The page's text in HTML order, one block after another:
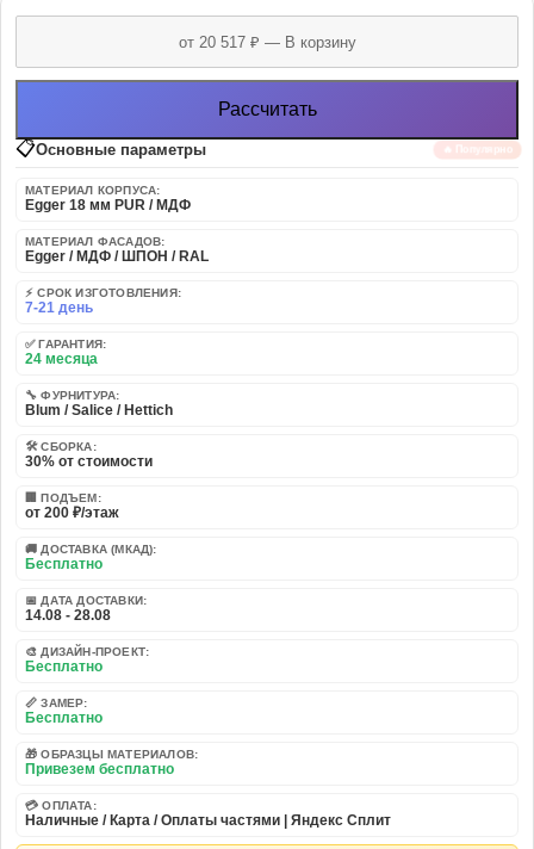
Рассчитать
📋Основные параметры 🔥 Популярно
МАТЕРИАЛ КОРПУСА:
Egger 18 мм PUR / МДФ
МАТЕРИАЛ ФАСАДОВ:
Egger / МДФ / ШПОН / RAL
⚡ СРОК ИЗГОТОВЛЕНИЯ:
7-21 день
✅ ГАРАНТИЯ:
24 месяца
🔧 ФУРНИТУРА:
Blum / Salice / Hettich
🛠️ СБОРКА:
30% от стоимости
🏢 ПОДЪЕМ:
от 200 ₽/этаж
🚚 ДОСТАВКА (МКАД):
Бесплатно
📅 ДАТА ДОСТАВКИ:
14.08 - 28.08
🎨 ДИЗАЙН-ПРОЕКТ:
Бесплатно
📏 ЗАМЕР:
Бесплатно
🎁 ОБРАЗЦЫ МАТЕРИАЛОВ:
Привезем бесплатно
💳 ОПЛАТА:
Наличные / Карта / Оплаты частями | Яндекс Сплит